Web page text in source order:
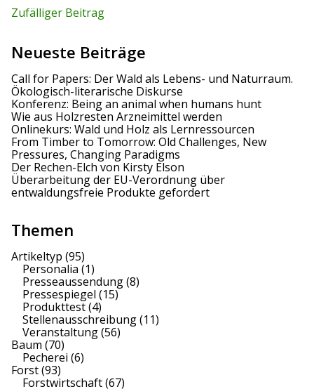
g
t
i
o
n
Zufälliger Beitrag
Neueste Beiträge
Call for Papers: Der Wald als Lebens- und Naturraum.
Ökologisch-literarische Diskurse
Konferenz: Being an animal when humans hunt
Wie aus Holzresten Arzneimittel werden
Onlinekurs: Wald und Holz als Lernressourcen
From Timber to Tomorrow: Old Challenges, New
Pressures, Changing Paradigms
Der Rechen-Elch von Kirsty Elson
Überarbeitung der EU-Verordnung über
entwaldungsfreie Produkte gefordert
Themen
Artikeltyp (95)
Personalia (1)
Presseaussendung(8)
Pressespiegel (15)
Produkttest(4)
Stellenausschreibung(11)
Veranstaltung(56)
Baum (70)
Pecherei (6)
Forst(93)
Forstwirtschaft(67)